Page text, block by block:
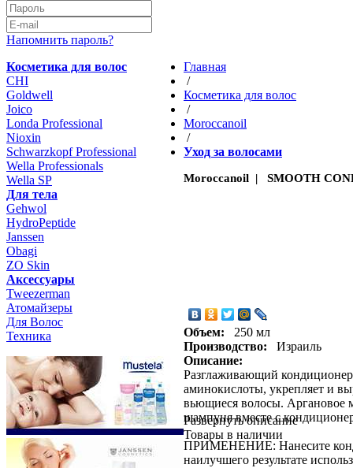
Напомнить пароль?
Косметика для волос
CHI
Goldwell
Joico
Londa Professional
Nioxin
Schwarzkopf Professional
Wella Professionals
Wella SP
Для тела
Gehwol
HydroPeptide
Janssen
Obagi
ZO Skin
Aксессуары
Tweezerman
Атомайзеры
Для Волос
Техника
Главная
/
Косметика для волос
/
Moroccanoil
/
Уход за волосами
Moroccanoil | SMOOTH
Объем:
250 мл
Производство:
Израиль
Описание:
Разглаживающий
аминокислоты, укрепляет и
вьющиеся волосы. Аргановое
шампуня вместе с
ПРИМЕНЕНИЕ: Нанесите
наилучшего результате
Развернуть описание
Товары в наличии